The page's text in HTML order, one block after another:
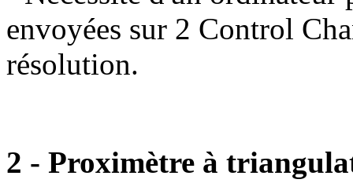
envoyées sur 2 Control
résolution.
2 - Proximètre à